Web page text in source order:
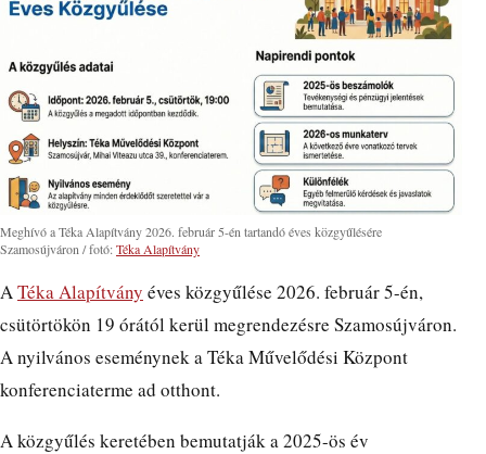
Meghívó a Téka Alapítvány 2026. február 5-én tartandó éves közgyűlésére
Szamosújváron / fotó:Téka Alapítvány
ATéka Alapítvány éves közgyűlése 2026. február 5-én,
csütörtökön 19 órától kerül megrendezésre Szamosújváron.
A nyilvános eseménynek a Téka Művelődési Központ
konferenciaterme ad otthont.
A közgyűlés keretében bemutatják a 2025-ös év